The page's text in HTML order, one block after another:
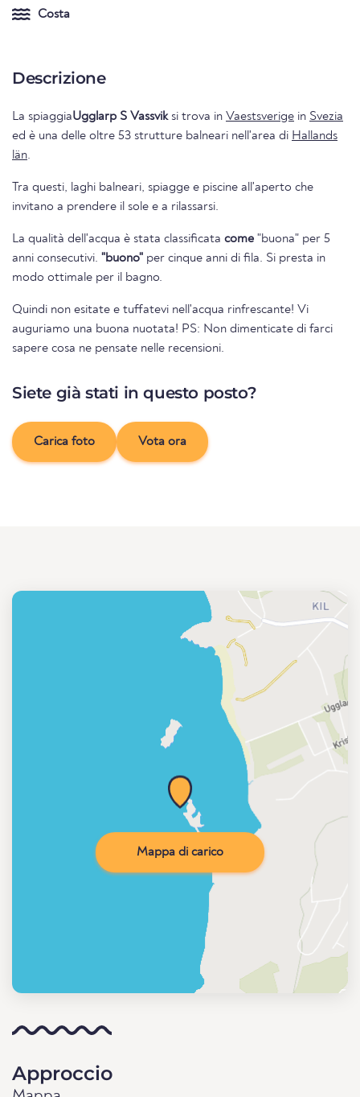
Costa
Descrizione
La spiaggiaUgglarp S Vassviksi trova in Vaestsverige in Svezia
ed è una delle oltre 53 strutture balneari nell'area di Hallands
län.
Tra questi, laghi balneari, spiagge e piscine all'aperto che
invitano a prendere il sole e a rilassarsi.
La qualità dell'acqua è stata classificata come "buona" per 5
anni consecutivi. "buono" per cinque anni di fila. Si presta in
modo ottimale per il bagno.
Quindi non esitate e tuffatevi nell'acqua rinfrescante! Vi
auguriamo una buona nuotata! PS: Non dimenticate di farci
sapere cosa ne pensate nelle recensioni.
Siete già stati in questo posto?
Carica foto Vota ora
Mappa di carico
Approccio